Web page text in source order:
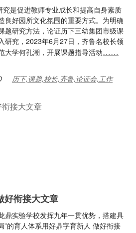
是促进教师专业成长和提高自身素质
良好园所文化氛围的重要方式。为明确
题研究方法，论证历下三幼集团市级课
研究，2023年6月27日，齐鲁名校长领
大学何孔潮，开展课题指导活动……
历下,课题,校长,齐鲁,论证会,工作
好衔接大文章
鼎实验学校发挥九年一贯优势，搭建具
”的育人体系用好鼎字育新人 做好衔接